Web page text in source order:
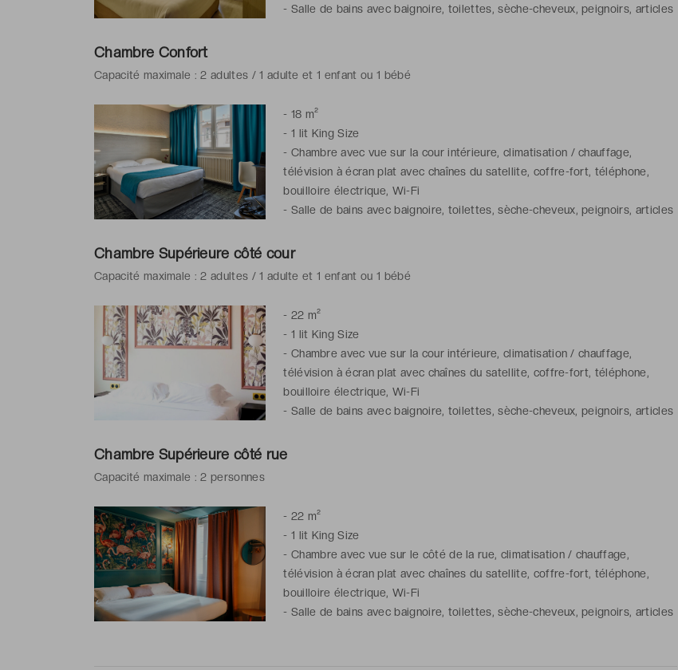
- Salle de bains avec baignoire, toilettes, sèche-cheveux, peignoirs, articles
Chambre Confort
Capacité maximale : 2 adultes / 1 adulte et 1 enfant ou 1 bébé
- 18 m²
- 1 lit King Size
- Chambre avec vue sur la cour intérieure, climatisation / chauffage,
télévision à écran plat avec chaînes du satellite, coffre-fort, téléphone,
bouilloire électrique, Wi-Fi
- Salle de bains avec baignoire, toilettes, sèche-cheveux, peignoirs, articles
Chambre Supérieure côté cour
Capacité maximale : 2 adultes / 1 adulte et 1 enfant ou 1 bébé
- 22 m²
- 1 lit King Size
- Chambre avec vue sur la cour intérieure, climatisation / chauffage,
télévision à écran plat avec chaînes du satellite, coffre-fort, téléphone,
bouilloire électrique, Wi-Fi
- Salle de bains avec baignoire, toilettes, sèche-cheveux, peignoirs, articles
Chambre Supérieure côté rue
Capacité maximale : 2 personnes
- 22 m²
- 1 lit King Size
- Chambre avec vue sur le côté de la rue, climatisation / chauffage,
télévision à écran plat avec chaînes du satellite, coffre-fort, téléphone,
bouilloire électrique, Wi-Fi
- Salle de bains avec baignoire, toilettes, sèche-cheveux, peignoirs, articles